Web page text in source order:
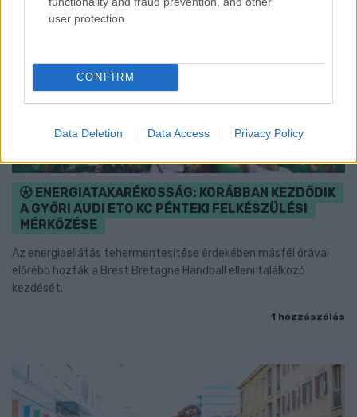
user protection.
CONFIRM
Data Deletion Data Access Privacy Policy
ENERGIATAKARÉKOSSÁG: KORÁBBAN KEZDŐDIK
A GYŐRI AUDI ETO KC PÉNTEKI FELKÉSZÜLÉSI
MÉRKŐZÉSE
Az energiaellátás tehermentesítése érdekében másfél órával
előrébb hozták a Brest Bretagne Handball elleni találkozó
kezdését.
1 hozzászólás